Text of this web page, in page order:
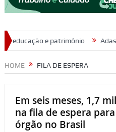
Adasfa e Shopping
HOME FILA DE ESPERA
Em seis meses, 1,7
na fila de espera
órgão no Brasil